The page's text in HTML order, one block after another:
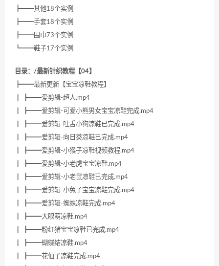
┣━━其他18个实例
┣━━手套18个实例
┣━━围巾73个实例
┗━━鞋子17个实例
目录：/最新针织教程【04】
┣━━最新更新【宝宝凉鞋教程】
┃ ┣━━爱剪辑-超人.mp4
┃ ┣━━爱剪辑-可爱小熊男女宝宝凉鞋完成.mp4
┃ ┣━━爱剪辑-吐舌小狗凉鞋已完成.mp4
┃ ┣━━爱剪辑-向日葵凉鞋已完成.mp4
┃ ┣━━爱剪辑-小猴子凉鞋视频教程.mp4
┃ ┣━━爱剪辑-小老虎宝宝凉鞋.mp4
┃ ┣━━爱剪辑-小老鼠凉鞋已完成.mp4
┃ ┣━━爱剪辑-小兔子宝宝凉鞋完成.mp4
┃ ┣━━爱剪辑-蜘蛛凉鞋完成.mp4
┃ ┣━━大眼萌凉鞋.mp4
┃ ┣━━粉红猪宝宝凉鞋已完成.mp4
┃ ┣━━蝴蝶结凉鞋.mp4
┃ ┣━━花仙子凉鞋完成.mp4